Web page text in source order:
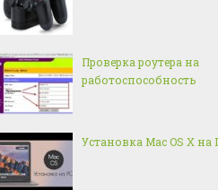
Проверка роутера на
работоспособность
Установка Mac OS X на